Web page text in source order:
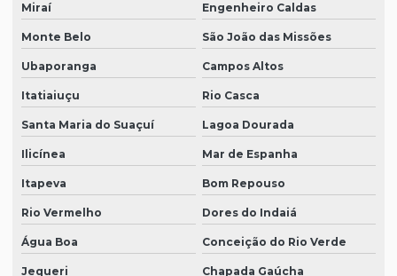
Miraí Engenheiro Caldas
Monte Belo São João das Missões
Ubaporanga Campos Altos
Itatiaiuçu Rio Casca
Santa Maria do Suaçuí Lagoa Dourada
Ilicínea Mar de Espanha
Itapeva Bom Repouso
Rio Vermelho Dores do Indaiá
Água Boa Conceição do Rio Verde
Jequeri Chapada Gaúcha